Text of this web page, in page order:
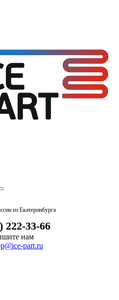
из Екатеринбурга
222-33-66
нам
part.ru